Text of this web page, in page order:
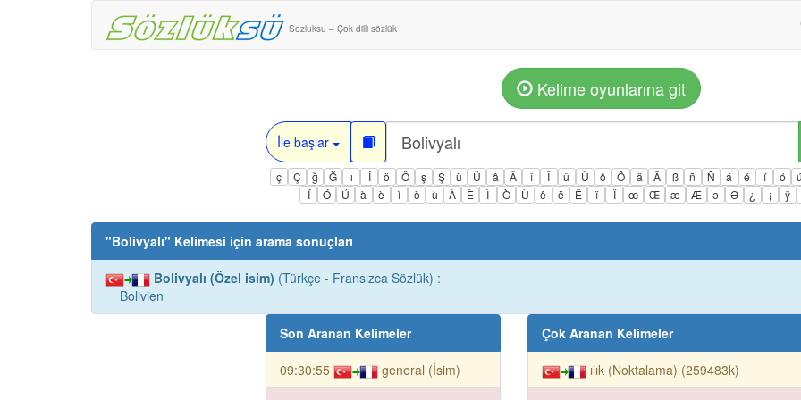
Sozluksu – Çok dilli sözlük
Kelime oyunlarına git
İle başlar
ç Ç ğ Ğ ı İ ö Ö ş Ş ü Ü â Â î Î û Û ô Ô ä Ä ß ñ Ñ á é í ó
Í
Ó Ú à è ì ò ù À È Ì Ò Ù ê ë Ë ï Ï œ Œ æ Æ ə Ə ¿ ¡ ÿ
"Bolivyalı" Kelimesi için arama sonuçları
Bolivyalı (Özel isim) (Türkçe - Fransızca Sözlük) :
Bolivien
Son Aranan Kelimeler
09:30:55 general (İsim)
Çok Aranan Kelimeler
ılık (Noktalama) (259483k)